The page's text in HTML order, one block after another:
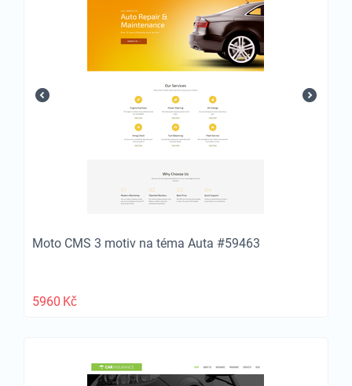
Moto CMS 3 motiv na téma Auta #59463
5960 Kč